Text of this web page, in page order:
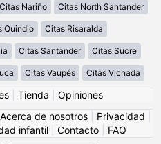
Citas Nariño Citas North Santander
Quindio Citas Risaralda
Citas Santander Citas Sucre
Citas Vaupés Citas Vichada
Tienda
Opiniones
Acerca de nosotros Privacidad
infantil Contacto FAQ